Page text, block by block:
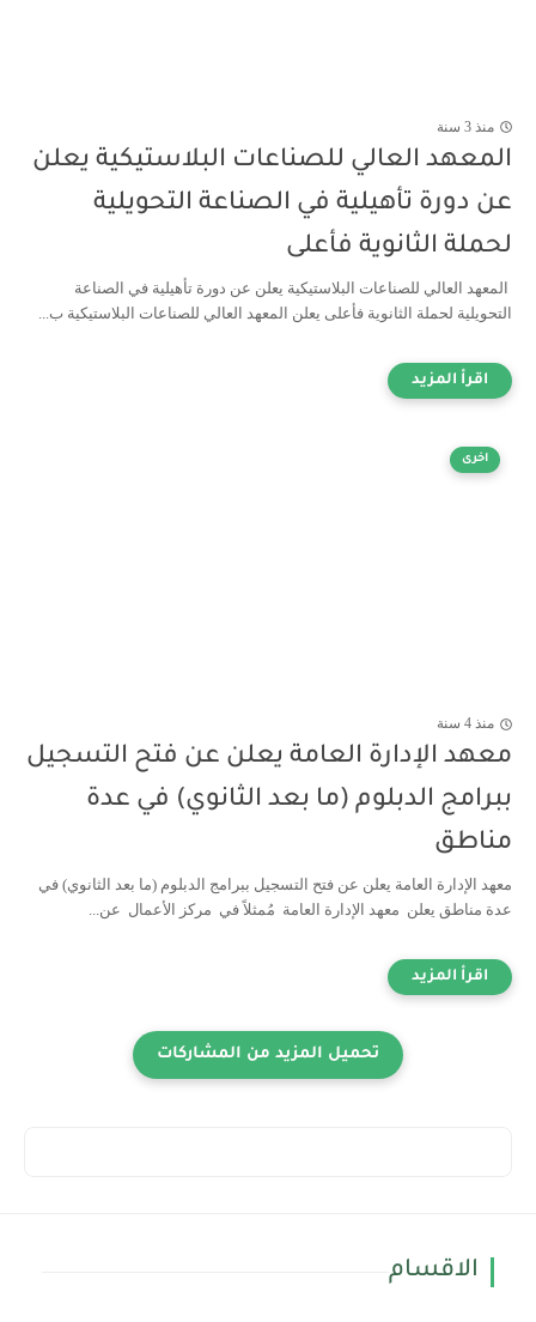
منذ 3 سنة
المعهد العالي للصناعات البلاستيكية يعلن
عن دورة تأهيلية في الصناعة التحويلية
لحملة الثانوية فأعلى
المعهد العالي للصناعات البلاستيكية يعلن عن دورة تأهيلية في الصناعة
التحويلية لحملة الثانوية فأعلى يعلن المعهد العالي للصناعات البلاستيكية ب...
اخرى
منذ 4 سنة
معهد الإدارة العامة يعلن عن فتح التسجيل
ببرامج الدبلوم (ما بعد الثانوي) في عدة
مناطق
معهد الإدارة العامة يعلن عن فتح التسجيل ببرامج الدبلوم (ما بعد الثانوي) في
عدة مناطق يعلن معهد الإدارة العامة مُمثلاً في مركز الأعمال عن...
الاقسام